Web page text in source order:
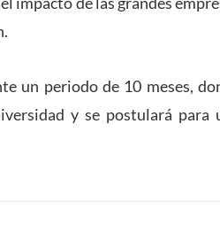
un periodo de 10 meses,
y se postulará para